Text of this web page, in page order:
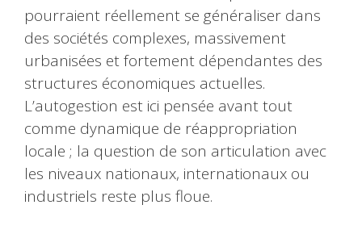
pourraient réellement se généraliser dans
des sociétés complexes, massivement
urbanisées et fortement dépendantes des
structures économiques actuelles.
L’autogestion est ici pensée avant tout
comme dynamique de réappropriation
locale ; la question de son articulation avec
les niveaux nationaux, internationaux ou
industriels reste plus floue.